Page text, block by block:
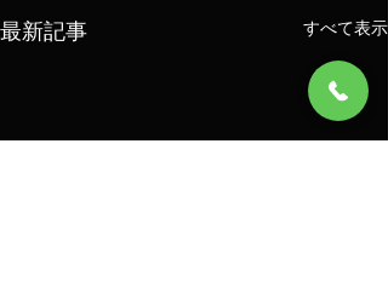
最新記事 すべて表示